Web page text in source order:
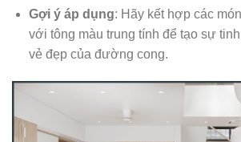
Gợi ý áp dụng: Hãy kết hợp các
với tông màu trung tính để tạo sự
vẻ đẹp của đường cong.